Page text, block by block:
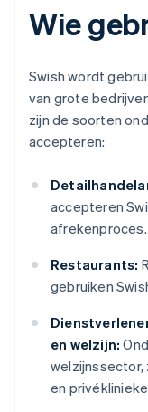
Wie
Swish wordt
van grote
zijn de soorten
accepteren:
accepteren
afrekenproces.
Restaurants:
gebruiken
en welzijn:
en